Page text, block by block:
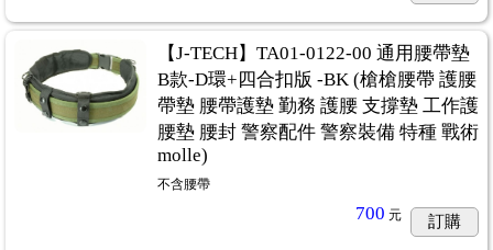
【J-TECH】TA01-0122-00 通用腰帶墊
B款-D環+四合扣版 -BK (槍槍腰帶 護腰
帶墊 腰帶護墊 勤務 護腰 支撐墊 工作護
腰墊 腰封 警察配件 警察裝備 特種 戰術
molle)
不含腰帶
700 元 訂購